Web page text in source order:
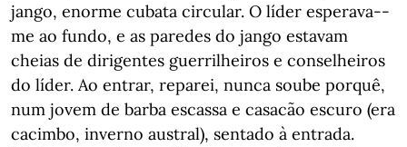
jango, enorme cubata circular. O líder esperava--
me ao fundo, e as paredes do jango estavam
cheias de dirigentes guerrilheiros e conselheiros
do líder. Ao entrar, reparei, nunca soube porquê,
num jovem de barba escassa e casacão escuro (era
cacimbo, inverno austral), sentado à entrada.